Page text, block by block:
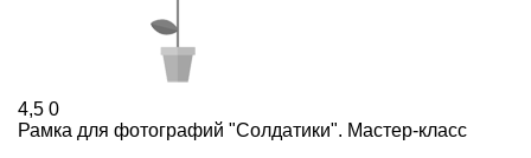
4,5 0
Рамка для фотографий "Солдатики". Мастер-класс